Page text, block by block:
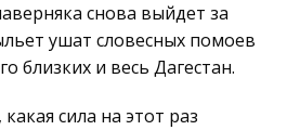
снова выйдет за
ушат словесных помоев
близких и весь Дагестан.
сила на этот раз